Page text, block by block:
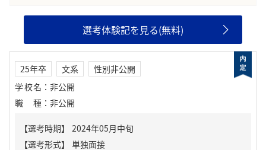
選考体験記を見る(無料)
25年卒 文系
性別非公開
学校名 ： 非公開
職種 ： 非公開